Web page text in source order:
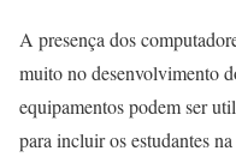
A presença dos
muito no desenvolvimento
equipamentos podem ser
para incluir os estudantes